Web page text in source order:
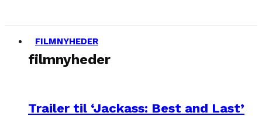
FILMNYHEDER
filmnyheder
Trailer til ‘Jackass: Best and Last’